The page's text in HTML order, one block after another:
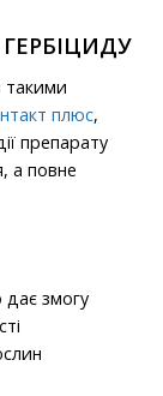
такими
плюс,
препарату
а повне
дає змогу